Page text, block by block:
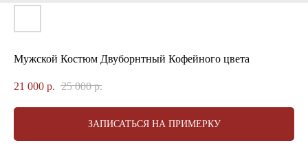
Мужской Костюм Двуборнтный Кофейного цвета
21 000 р. 25 000 р.
ЗАПИСАТЬСЯ НА ПРИМЕРКУ